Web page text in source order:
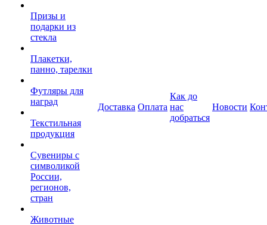
Призы и
подарки из
стекла
Плакетки,
панно, тарелки
Футляры для
наград
Текстильная
продукция
Сувениры с
символикой
России,
регионов,
стран
Животные
Доставка Оплата
Как до
нас
добраться
Новости